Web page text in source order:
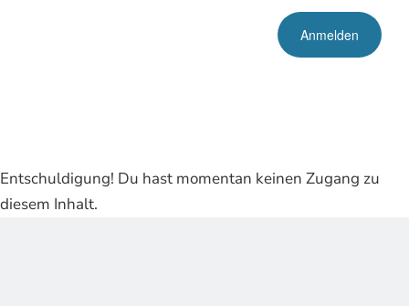
Entschuldigung! Du hast momentan keinen Zugang zu
diesem Inhalt.